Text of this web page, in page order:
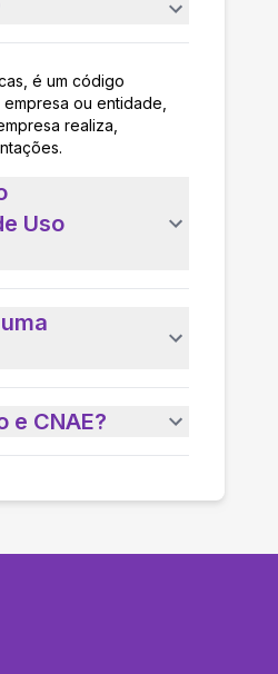
é um código
ou entidade,
realiza,
Uso
CNAE?